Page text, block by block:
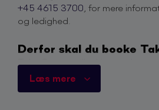
+45 4615 3700 , for mere
og ledighed.
Derfor skal du booke
Take Cover er et af de mest
Læs mere